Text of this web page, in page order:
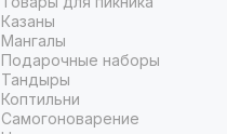
Казаны
Мангалы
Подарочные наборы
Тандыры
Коптильни
Самогоноварение